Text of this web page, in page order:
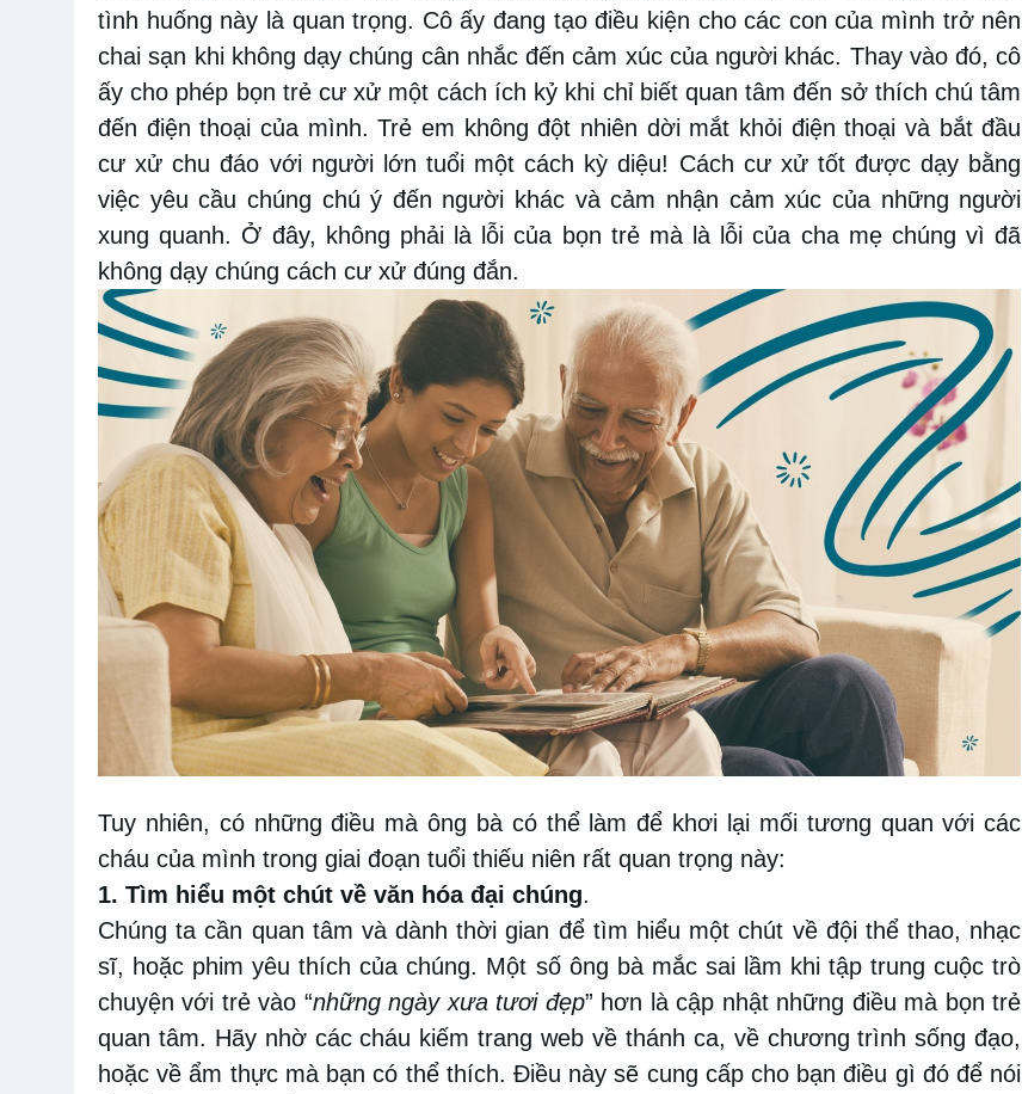
tình huống này là quan trọng. Cô ấy đang tạođiều kiện chocác con của mình trở nên
chai sạn khi không dạy chúng cân nhắc đến cảm xúc của người khác. Thay vào đó, cô
ấy cho phép bọn trẻcư xử một cách ích kỷ khi chỉ biết quan tâm đến sởthích chú tâm
đến điện thoại của mình. Trẻ em không đột nhiên dời mắt khỏi điện thoại và bắt đầu
cư xử chu đáo với người lớn tuổi một cách kỳ diệu! Cách cư xử tốt được dạy bằng
việc yêu cầu chúng chú ý đến người khác và cảm nhận cảm xúc của những người
xung quanh. Ở đây, không phải là lỗi của bọn trẻ mà là lỗi của cha mẹ chúng vì đã
không dạy chúng cách cư xử đúng đắn.
Tuy nhiên, có những điều mà ông bà có thể làm để khơi lại mối tương quan với các
cháu của mình trong giai đoạn tuổi thiếu niên rất quan trọng này:
1. Tìm hiểu một chút về văn hóa đại chúng.
Chúng ta cần quan tâm và dành thời gian để tìm hiểu một chút về đội thể thao, nhạc
sĩ, hoặc phim yêu thích của chúng. Một số ông bà mắc sai lầm khi tập trung cuộc trò
chuyện với trẻ vào “những ngày xưa tươi đẹp” hơn là cập nhật những điều mà bọn trẻ
quan tâm. Hãy nhờ cáccháu kiếm trang web về thánh ca, về chương trình sống đạo,
hoặc vềẩm thực mà bạn có thể thích. Điều này sẽ cung cấp cho bạn điều gì đó để nói